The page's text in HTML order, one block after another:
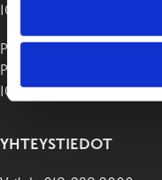
10650 Tammisaari
Postiosoite:
PB 58
10611 Raasepori
YHTEYSTIEDOT